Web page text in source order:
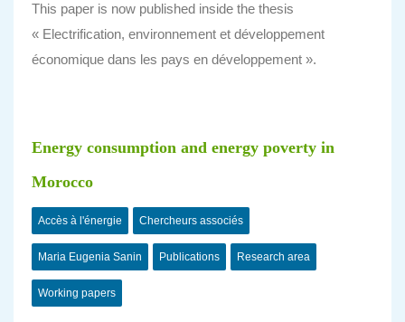
This paper is now published inside the thesis
« Electrification, environnement et développement
économique dans les pays en développement ».
Energy consumption and energy poverty in
Morocco
Accès à l'énergie Chercheurs associés
Maria Eugenia Sanin Publications Research area
Working papers